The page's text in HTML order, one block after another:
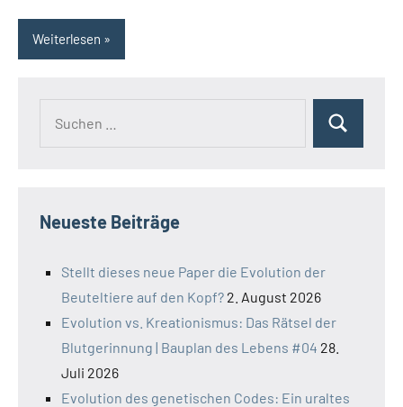
Weiterlesen
Suchen
Neueste Beiträge
Stellt dieses neue Paper die Evolution der
Beuteltiere auf den Kopf? 2. August 2026
Evolution vs. Kreationismus: Das Rätsel der
Blutgerinnung | Bauplan des Lebens #04 28.
Juli 2026
Evolution des genetischen Codes: Ein uraltes